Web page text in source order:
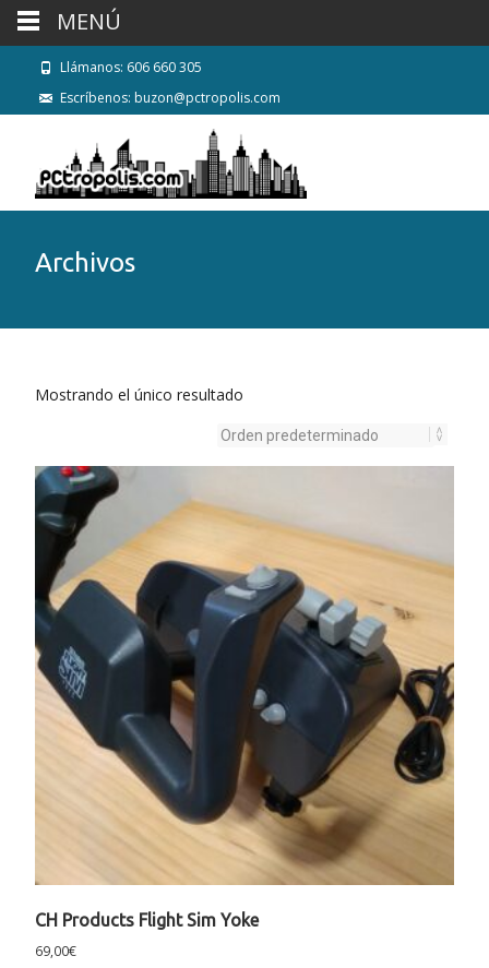
Llámanos: 606 660 305
Escríbenos: buzon@pctropolis.com
Archivos
Mostrando el único resultado
CH Products Flight Sim Yoke
69,00€
MENÚ